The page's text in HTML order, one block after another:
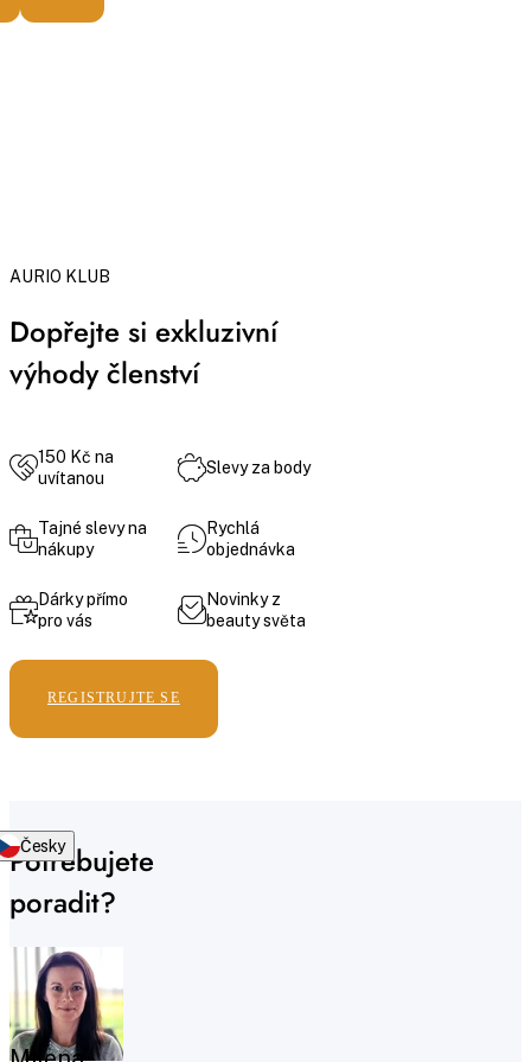
AURIO KLUB
Dopřejte si exkluzivní
výhody členství
150 Kč na
uvítanou
Slevy za body
Tajné slevy na
nákupy
Rychlá
objednávka
Dárky přímo
pro vás
Novinky z
beauty světa
REGISTRUJTE SE
Potřebujete
poradit?
Česky